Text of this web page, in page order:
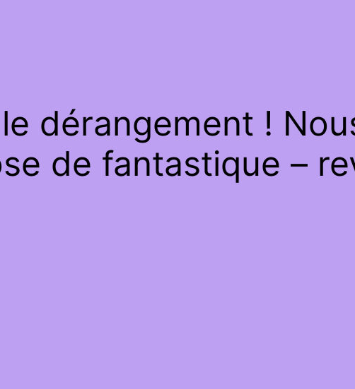
dérangement !
de fantastique –